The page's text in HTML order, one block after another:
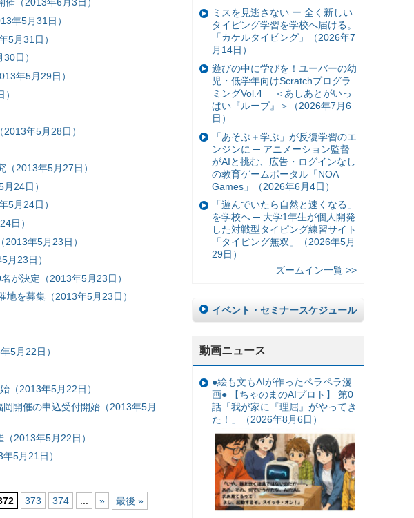
（2013年6月3日）
年5月31日）
5月31日）
日）
年5月29日）
年5月28日）
2013年5月27日）
24日）
5月24日）
日）
年5月23日）
月23日）
が決定（2013年5月23日）
を募集（2013年5月23日）
5月22日）
（2013年5月22日）
開催の申込受付開始（2013年5月
2013年5月22日）
5月21日）
373 374 » 最後 »
ミスを見逃さない ー 全く新しい
タイピング学習を学校へ届ける。
「カケルタイピング」（2026年7
月14日）
遊びの中に学びを！ユーバーの幼
児・低学年向けScratchプログラ
ミングVol.4 ＜あしあとがいっ
ぱい『ループ』＞（2026年7月6
日）
「あそぶ＋学ぶ」が反復学習のエ
ンジンに ─ アニメーション監督
がAIと挑む、広告・ログインなし
の教育ゲームポータル「NOA
Games」（2026年6月4日）
「遊んでいたら自然と速くなる」
を学校へ ─ 大学1年生が個人開発
した対戦型タイピング練習サイト
「タイピング無双」（2026年5月
29日）
ズームイン一覧 >>
イベント・セミナースケジュール
動画ニュース
●絵も文もAIが作ったペラペラ漫
画● 【ちゃのまのAIプロト】 第0
話「我が家に『理屈』がやってき
た！」（2026年8月6日）